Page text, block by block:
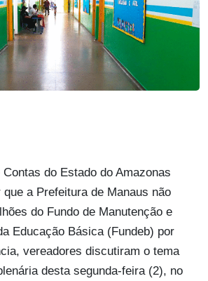
do Estado do Amazonas
a Prefeitura de Manaus não
do Fundo de Manutenção e
Educação Básica (Fundeb) por
vereadores discutiram o tema
desta segunda-feira (2), no